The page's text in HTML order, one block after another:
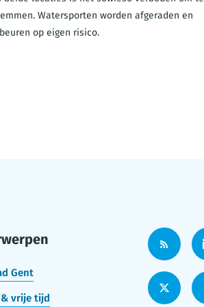
Watersporten worden afgeraden en
op eigen risico.
Gent
vrije tijd